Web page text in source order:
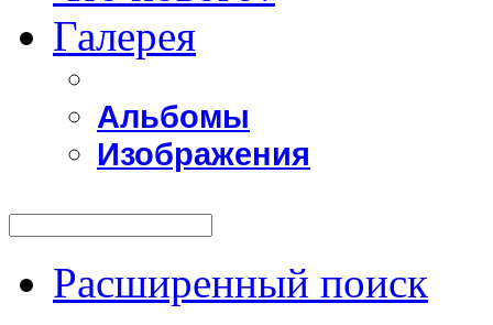
Галерея
Альбомы
Изображения
Расширенный поиск